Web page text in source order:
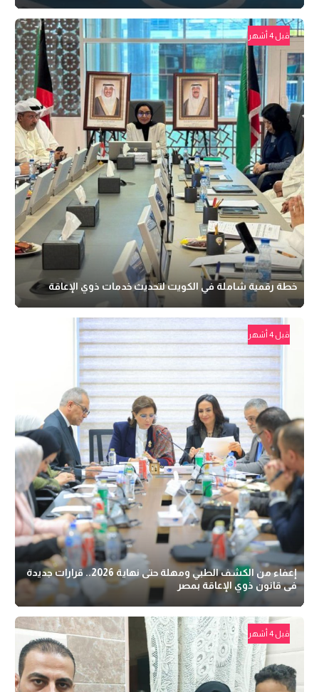
قبل 4 أشهر
خطة رقمية شاملة في الكويت لتحديث خدمات ذوي الإعاقة
قبل 4 أشهر
إعفاء من الكشف الطبي ومهلة حتى نهاية 2026.. قرارات جديدة
فى قانون ذوي الإعاقة بمصر
قبل 4 أشهر